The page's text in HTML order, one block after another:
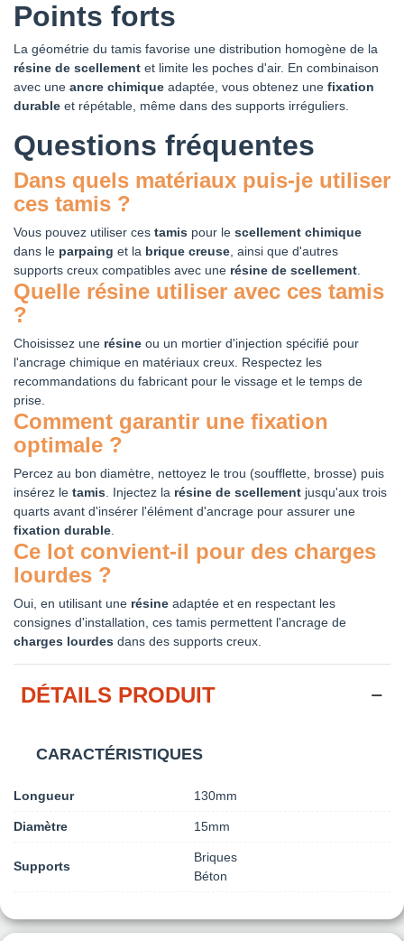
Points forts
La géométrie du tamis favorise une distribution homogène de la
résine de scellement et limite les poches d'air. En combinaison
avec une ancre chimique adaptée, vous obtenez une fixation
durable et répétable, même dans des supports irréguliers.
Questions fréquentes
Dans quels matériaux puis-je utiliser
ces tamis ?
Vous pouvez utiliser ces tamis pour le scellement chimique
dans le parpaing et la brique creuse , ainsi que d'autres
supports creux compatibles avec une résine de scellement
Quelle résine utiliser avec ces tamis
?
Choisissez une résine ou un mortier d'injection spécifié pour
l'ancrage chimique en matériaux creux. Respectez les
recommandations du fabricant pour le vissage et le temps de
prise.
Comment garantir une fixation
optimale ?
Percez au bon diamètre, nettoyez le trou (soufflette, brosse) puis
insérez le tamis . Injectez la résine de scellement jusqu'aux trois
quarts avant d'insérer l'élément d'ancrage pour assurer une
fixation durable
Ce lot convient-il pour des charges
lourdes ?
Oui, en utilisant une résine adaptée et en respectant les
consignes d'installation, ces tamis permettent l'ancrage de
charges lourdes dans des supports creux.
DÉTAILS PRODUIT
CARACTÉRISTIQUES
Longueur 130mm
Diamètre 15mm
Supports
Briques
Béton